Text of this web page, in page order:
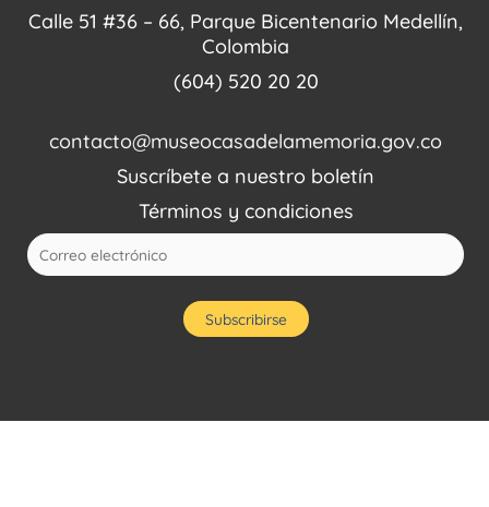
Calle 51 #36 – 66, Parque Bicentenario Medellín,
Colombia
(604) 520 20 20
contacto@museocasadelamemoria.gov.co
Suscríbete a nuestro boletín
Términos y condiciones